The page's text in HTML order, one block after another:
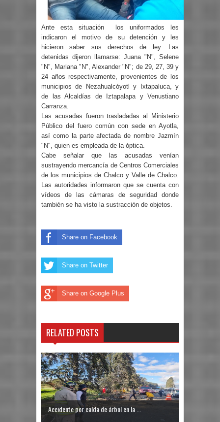
Ante esta situación
los uniformados les
indicaron el motivo de su detención y les
hicieron saber sus derechos de ley. Las
detenidas dijeron llamarse: Juana "N", Selene
"N", Mariana "N", Alexander "N"; de 29, 27, 39 y
24 años respectivamente, provenientes de los
municipios de Nezahualcóyotl y Ixtapaluca, y
de las Alcaldías de Iztapalapa y Venustiano
Carranza.
Las acusadas fueron trasladadas al Ministerio
Público del fuero común con sede en Ayotla,
así como la parte afectada de nombre Jazmín
"N", quien es empleada de la óptica.
Cabe señalar que las acusadas venían
sustrayendo mercancía de Centros Comerciales
de los municipios de Chalco y Valle de Chalco.
Las autoridades informaron que se cuenta con
vídeos de las cámaras de seguridad donde
también se ha visto la sustracción de objetos.
Share on Facebook
Share on Twitter
Share on Google Plus
RELATED POSTS
Accidente por caída de árbol en la ...